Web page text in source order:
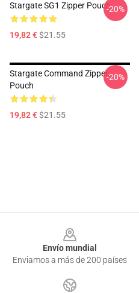
Stargate SG1 Zipper Pouch
19,82 €$21.55
-20%
Stargate Command Zipper
Pouch
19,82 €$21.55
-20%
Envío mundial
Enviamos a más de 200 países